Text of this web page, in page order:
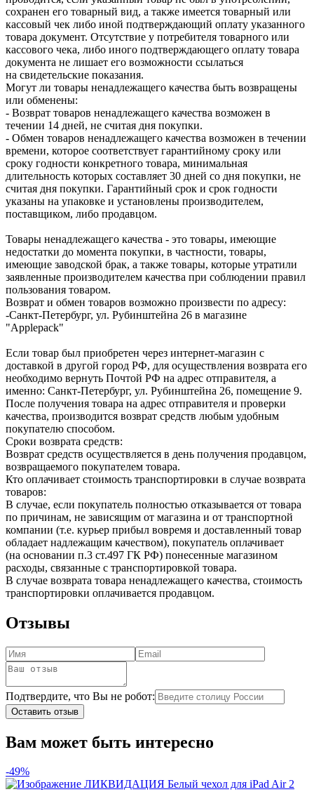
сохранен его товарный вид, а также имеется товарный или
кассовый чек либо иной подтверждающий оплату указанного
товара документ. Отсутствие у потребителя товарного или
кассового чека, либо иного подтверждающего оплату товара
документа не лишает его возможности ссылаться
на свидетельские показания.
Могут ли товары ненадлежащего качества быть возвращены
или обменены:
- Возврат товаров ненадлежащего качества возможен в
течении 14 дней, не считая дня покупки.
- Обмен товаров ненадлежащего качества возможен в течении
времени, которое соответствует гарантийному сроку или
сроку годности конкретного товара, минимальная
длительность которых составляет 30 дней со дня покупки, не
считая дня покупки. Гарантийный срок и срок годности
указаны на упаковке и установлены производителем,
поставщиком, либо продавцом.
Товары ненадлежащего качества - это товары, имеющие
недостатки до момента покупки, в частности, товары,
имеющие заводской брак, а также товары, которые утратили
заявленные производителем качества при соблюдении правил
пользования товаром.
Возврат и обмен товаров возможно произвести по адресу:
-Санкт-Петербург, ул. Рубинштейна 26 в магазине
"Applepack"
Если товар был приобретен через интернет-магазин с
доставкой в другой город РФ, для осуществления возврата его
необходимо вернуть Почтой РФ на адрес отправителя, а
именно: Санкт-Петербург, ул. Рубинштейна 26, помещение 9.
После получения товара на адрес отправителя и проверки
качества, производится возврат средств любым удобным
покупателю способом.
Сроки возврата средств:
Возврат средств осуществляется в день получения продавцом,
возвращаемого покупателем товара.
Кто оплачивает стоимость транспортировки в случае возврата
товаров:
В случае, если покупатель полностью отказывается от товара
по причинам, не зависящим от магазина и от транспортной
компании (т.е. курьер прибыл вовремя и доставленный товар
обладает надлежащим качеством), покупатель оплачивает
(на основании п.3 ст.497 ГК РФ) понесенные магазином
расходы, связанные с транспортировкой товара.
В случае возврата товара ненадлежащего качества, стоимость
транспортировки оплачивается продавцом.
Отзывы
Подтвердите, что Вы не робот:
Оставить отзыв
Вам может быть интересно
-49%